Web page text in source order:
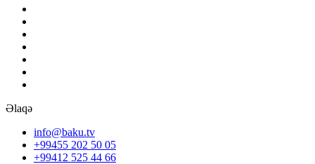
Əlaqə
info@baku.tv
+99455 202 50 05
+99412 525 44 66